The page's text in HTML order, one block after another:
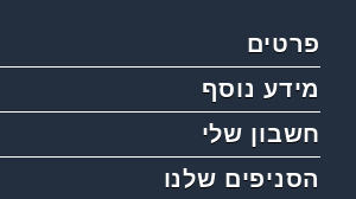
פרטים
מידע נוסף
חשבון שלי
הסניפים שלנו